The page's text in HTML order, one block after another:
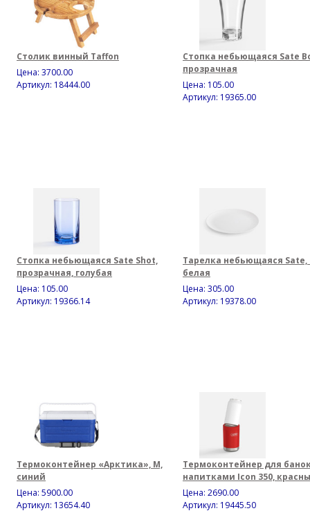
Столик винный Taffon
Цена: 3700.00
Артикул: 18444.00
Стопка небьющаяся Sate
прозрачная
Цена: 105.00
Артикул: 19365.00
Стопка небьющаяся Sate Shot,
прозрачная, голубая
Цена: 105.00
Артикул: 19366.14
Тарелка небьющаяся Sate,
белая
Цена: 305.00
Артикул: 19378.00
Термоконтейнер «Арктика», M,
синий
Цена: 5900.00
Артикул: 13654.40
Термоконтейнер для
напитками Icon 350,
Цена: 2690.00
Артикул: 19445.50